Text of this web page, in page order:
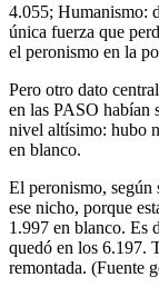
4.055; Humanismo:
única fuerza que
el peronismo en la
Pero otro dato
en las PASO habían
nivel altísimo: hubo
en blanco.
El peronismo, según
ese nicho, porque
1.997 en blanco. Es
quedó en los 6.197.
remontada. (Fuente